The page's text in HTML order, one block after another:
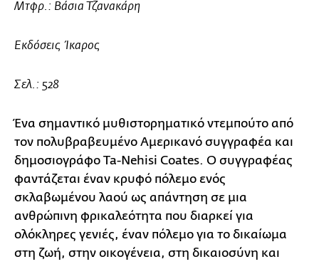
Μτφρ.: Βάσια Τζανακάρη
Εκδόσεις Ίκαρος
Σελ.: 528
Ένα σημαντικό μυθιστορηματικό ντεμπούτο από
τον πολυβραβευμένο Αμερικανό συγγραφέα και
δημοσιογράφο Ta-Nehisi Coates. Ο συγγραφέας
φαντάζεται έναν κρυφό πόλεμο ενός
σκλαβωμένου λαού ως απάντηση σε μια
ανθρώπινη φρικαλεότητα που διαρκεί για
ολόκληρες γενιές, έναν πόλεμο για το δικαίωμα
στη ζωή, στην οικογένεια, στη δικαιοσύνη και